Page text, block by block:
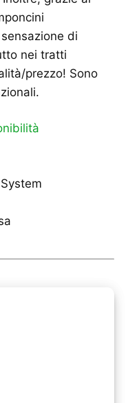
di
nei tratti
prezzo! Sono